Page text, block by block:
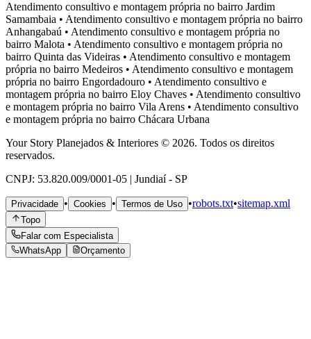
Atendimento consultivo e montagem própria no bairro Jardim
Samambaia • Atendimento consultivo e montagem própria no bairro
Anhangabaú • Atendimento consultivo e montagem própria no
bairro Malota • Atendimento consultivo e montagem própria no
bairro Quinta das Videiras • Atendimento consultivo e montagem
própria no bairro Medeiros • Atendimento consultivo e montagem
própria no bairro Engordadouro • Atendimento consultivo e
montagem própria no bairro Eloy Chaves • Atendimento consultivo
e montagem própria no bairro Vila Arens • Atendimento consultivo
e montagem própria no bairro Chácara Urbana
Your Story Planejados & Interiores © 2026. Todos os direitos
reservados.
CNPJ: 53.820.009/0001-05 | Jundiaí - SP
Privacidade • Cookies • Termos de Uso •robots.txt•sitemap.xml
Topo
Falar com Especialista
WhatsApp
Orçamento